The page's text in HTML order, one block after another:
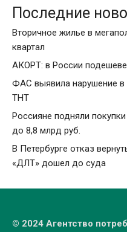
Последние
Вторичное жилье в
квартал
АКОРТ: в России
ФАС выявила нарушение в
ТНТ
Россияне подняли
до 8,8 млрд руб.
В Петербурге отказ
«ДЛТ» дошел до суда
© 2024 Агентство